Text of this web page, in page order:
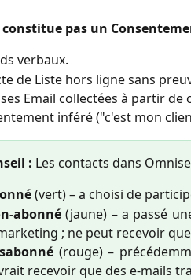
constitue pas un
verbaux.
de Liste hors ligne sans
Email collectées à partir
inféré ("c'est mon
: Les contacts dans
(vert) – a choisi de
abonné (jaune) – a passé
; ne peut recevoir
(rouge) –
recevoir que des e-mails